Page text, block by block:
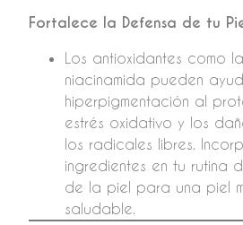
Fortalece la Defensa de tu
Los antioxidantes como
niacinamida pueden
hiperpigmentación al
estrés oxidativo y los
los radicales libres.
ingredientes en tu rutina
de la piel para una piel
saludable.